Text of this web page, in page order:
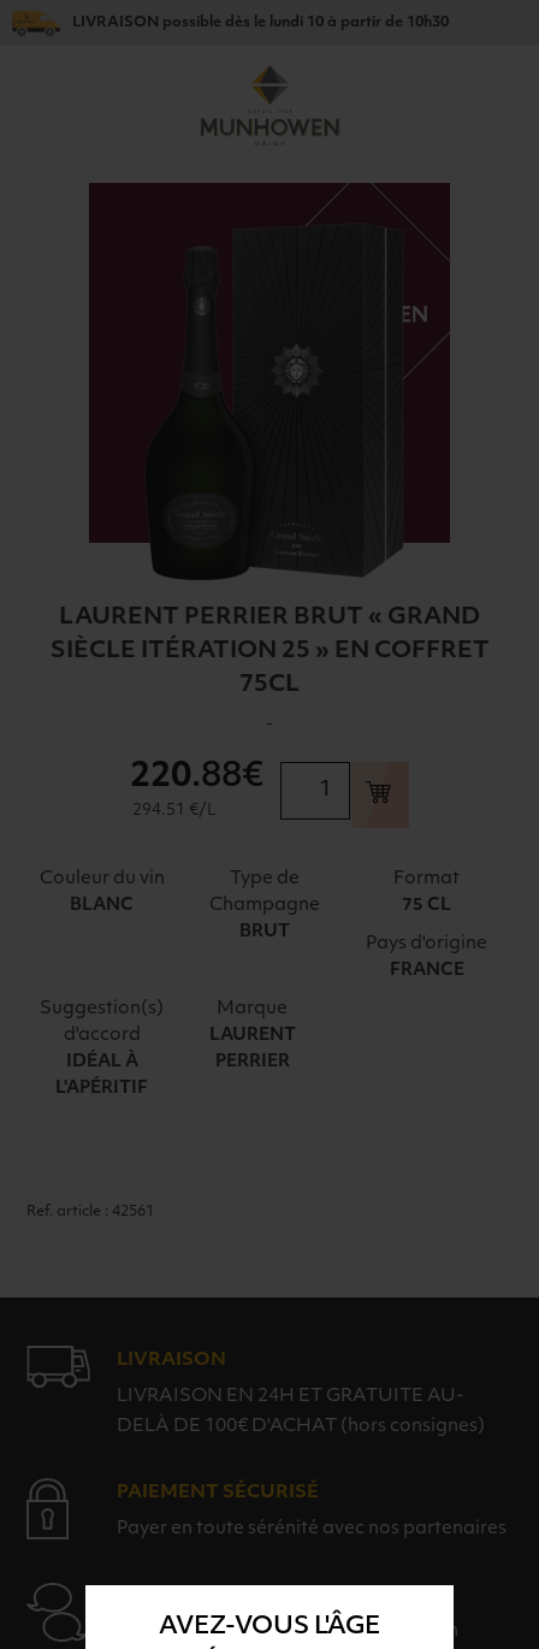
AVEZ-VOUS L'ÂGE
LIVRAISON possible dès le lundi 10 à partir de 10h30
LAURENT PERRIER BRUT « GRAND
SIÈCLE ITÉRATION 25 » EN COFFRET
75CL
-
"GRAND
25"
EN
COFFRET
220.88€
294.51 €/L
Couleur du vin
BLANC
Type de
Champagne
BRUT
Format
75 CL
Pays d'origine
FRANCE
Suggestion(s)
d'accord
IDÉAL À
L'APÉRITIF
Marque
LAURENT
PERRIER
Ref. article : 42561
LIVRAISON
LIVRAISON EN 24H ET GRATUITE AU-
DELÀ DE 100€ D'ACHAT (hors consignes)
PAIEMENT SÉCURISÉ
Payer en toute sérénité avec nos partenaires
Nos conseillers sont à votre disposition